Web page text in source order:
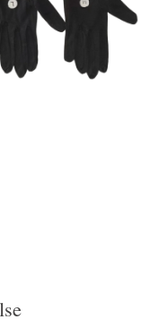
Vedi tutte le opzioni